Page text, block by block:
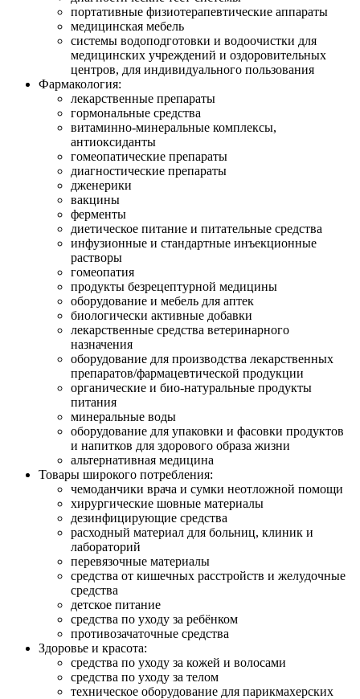
портативные физиотерапевтические аппараты
медицинская мебель
системы водоподготовки и водоочистки для
медицинских учреждений и оздоровительных
центров, для индивидуального пользования
Фармакология:
лекарственные препараты
гормональные средства
витаминно-минеральные комплексы,
антиоксиданты
гомеопатические препараты
диагностические препараты
дженерики
вакцины
ферменты
диетическое питание и питательные средства
инфузионные и стандартные инъекционные
растворы
гомеопатия
продукты безрецептурной медицины
оборудование и мебель для аптек
биологически активные добавки
лекарственные средства ветеринарного
назначения
оборудование для производства лекарственных
препаратов/фармацевтической продукции
органические и био-натуральные продукты
питания
минеральные воды
оборудование для упаковки и фасовки продуктов
и напитков для здорового образа жизни
альтернативная медицина
Товары широкого потребления:
чемоданчики врача и сумки неотложной помощи
хирургические шовные материалы
дезинфицирующие средства
расходный материал для больниц, клиник и
лабораторий
перевязочные материалы
средства от кишечных расстройств и желудочные
средства
детское питание
средства по уходу за ребёнком
противозачаточные средства
Здоровье и красота:
средства по уходу за кожей и волосами
средства по уходу за телом
техническое оборудование для парикмахерских